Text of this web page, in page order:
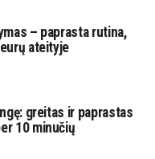
– paprasta rutina,
ateityje
greitas ir paprastas
10 minučių